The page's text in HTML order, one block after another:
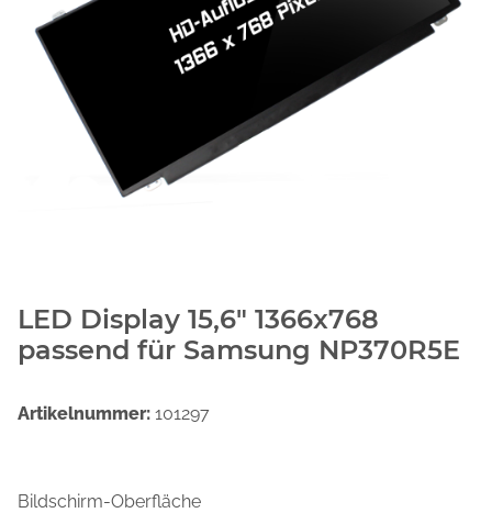
LED Display 15,6" 1366x768
passend für Samsung NP370R5E
Artikelnummer: 101297
Bildschirm-Oberfläche